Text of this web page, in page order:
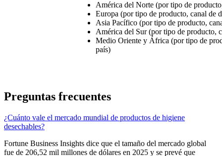
América del Norte (por tipo de
Europa (por tipo de producto, canal de
Asia Pacífico (por tipo de producto,
América del Sur (por tipo de producto,
Medio Oriente y África (por tipo de
país)
Preguntas frecuentes
¿Cuánto vale el mercado mundial de productos de higiene
desechables?
Fortune Business Insights dice que el tamaño del mercado global
fue de 206,52 mil millones de dólares en 2025 y se prevé que